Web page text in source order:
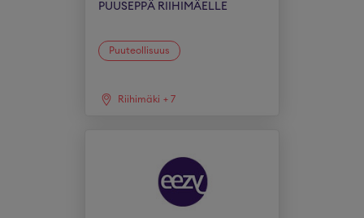
PUUSEPPÄ RIIHIMÄELLE
Puuteollisuus
Riihimäki + 7